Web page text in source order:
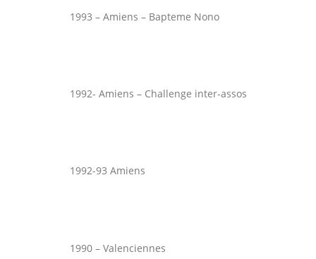
1993 – Amiens – Bapteme Nono
1992- Amiens – Challenge inter-assos
1992-93 Amiens
1990 – Valenciennes